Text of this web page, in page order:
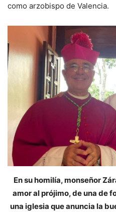
como arzobispo de Valencia.
En su homilía, monseñor
amor al prójimo, de una de
una iglesia que anuncia la